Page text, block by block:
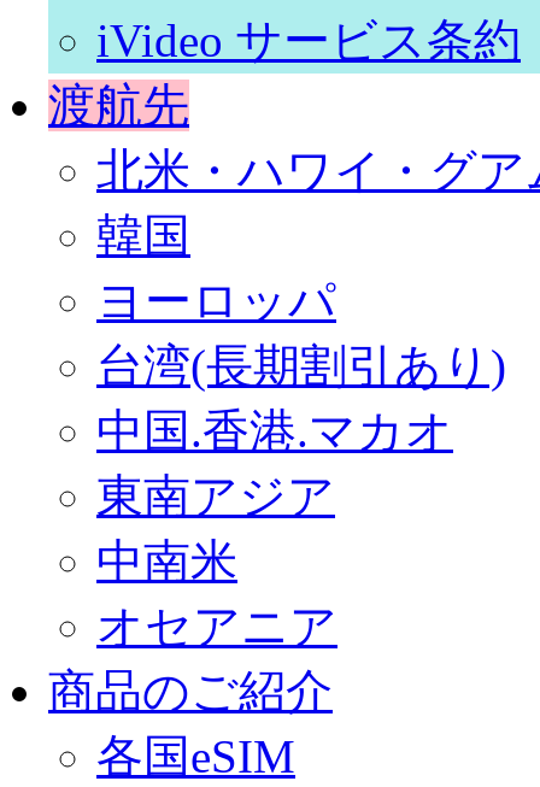
iVideo サービス条約
渡航先
北米・ハワイ・グア
韓国
ヨーロッパ
台湾(長期割引あり)
中国.香港.マカオ
東南アジア
中南米
オセアニア
商品のご紹介
各国eSIM